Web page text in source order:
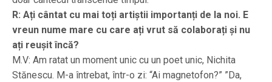
R: Ați cântat cu mai toți artiștii importanți de la noi. E
vreun nume mare cu care ați vrut să colaborați și nu
ați reușit încă?
M.V: Am ratat un moment unic cu un poet unic, Nichita
Stănescu. M-a întrebat, într-o zi: “Ai magnetofon?” ”Da,